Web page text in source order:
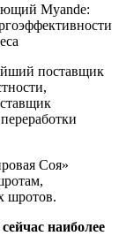
Myande:
поставщик
Соя»
шротов.
наиболее